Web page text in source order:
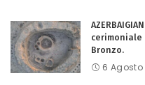
cerimoniale
Bronzo.
6 Agosto